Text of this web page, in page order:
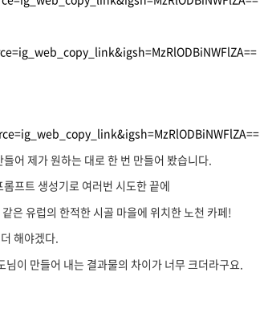
어 제가 원하는 대로 한 번 만들어 봤습니다.
프트 생성기로 여러번 시도한 끝에
은 유럽의 한적한 시골 마을에 위치한 노천 카페!
해야겠다.
이 만들어 내는 결과물의 차이가 너무 크더라구요.